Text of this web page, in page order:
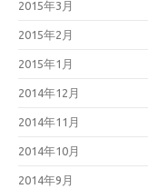
2015年3月
2015年2月
2015年1月
2014年12月
2014年11月
2014年10月
2014年9月